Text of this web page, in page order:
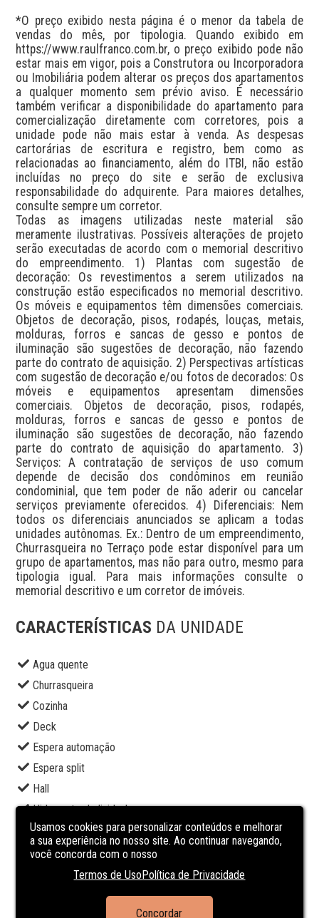
*O preço exibido nesta página é o menor da tabela de
vendas do mês, por tipologia. Quando exibido em
https://www.raulfranco.com.br, o preço exibido pode não
estar mais em vigor, pois a Construtora ou Incorporadora
ou Imobiliária podem alterar os preços dos apartamentos
a qualquer momento sem prévio aviso. É necessário
também verificar a disponibilidade do apartamento para
comercialização diretamente com corretores, pois a
unidade pode não mais estar à venda. As despesas
cartorárias de escritura e registro, bem como as
relacionadas ao financiamento, além do ITBI, não estão
incluídas no preço do site e serão de exclusiva
responsabilidade do adquirente. Para maiores detalhes,
consulte sempre um corretor.
Todas as imagens utilizadas neste material são
meramente ilustrativas. Possíveis alterações de projeto
serão executadas de acordo com o memorial descritivo
do empreendimento. 1) Plantas com sugestão de
decoração: Os revestimentos a serem utilizados na
construção estão especificados no memorial descritivo.
Os móveis e equipamentos têm dimensões comerciais.
Objetos de decoração, pisos, rodapés, louças, metais,
molduras, forros e sancas de gesso e pontos de
iluminação são sugestões de decoração, não fazendo
parte do contrato de aquisição. 2) Perspectivas artísticas
com sugestão de decoração e/ou fotos de decorados: Os
móveis e equipamentos apresentam dimensões
comerciais. Objetos de decoração, pisos, rodapés,
molduras, forros e sancas de gesso e pontos de
iluminação são sugestões de decoração, não fazendo
parte do contrato de aquisição do apartamento. 3)
Serviços: A contratação de serviços de uso comum
depende de decisão dos condôminos em reunião
condominial, que tem poder de não aderir ou cancelar
serviços previamente oferecidos. 4) Diferenciais: Nem
todos os diferenciais anunciados se aplicam a todas
unidades autônomas. Ex.: Dentro de um empreendimento,
Churrasqueira no Terraço pode estar disponível para um
grupo de apartamentos, mas não para outro, mesmo para
tipologia igual. Para mais informações consulte o
memorial descritivo e um corretor de imóveis.
CARACTERÍSTICAS DA UNIDADE
Agua quente
Churrasqueira
Cozinha
Deck
Espera automação
Espera split
Hall
Hidrometro Individual
Interfone
Piscina
Playground
Usamos cookies para personalizar conteúdos e melhorar
a sua experiência no nosso site. Ao continuar navegando,
você concorda com o nosso
Termos de UsoPolítica de Privacidade
Concordar